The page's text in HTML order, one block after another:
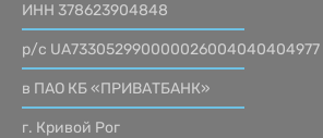
ИНН 378623904848
р/с UA733052990000026004040404977
в ПАО КБ «ПРИВАТБАНК»
г. Кривой Рог